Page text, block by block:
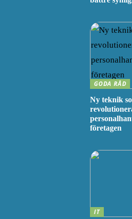
GODA RÅD
Ny teknik
företagen
IT